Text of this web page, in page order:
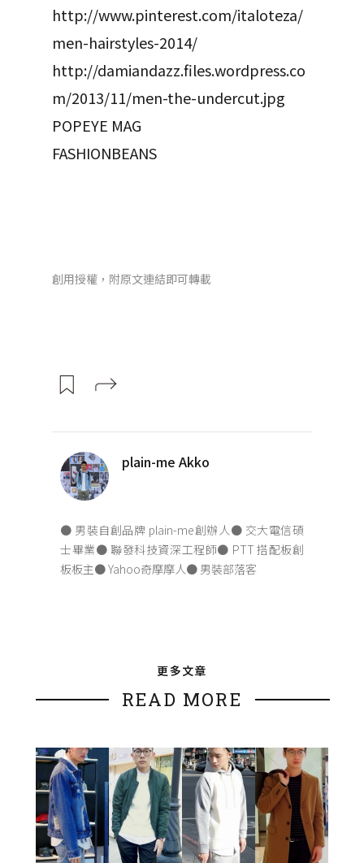
http://www.pinterest.com/italoteza/
men-hairstyles-2014/
http://damiandazz.files.wordpress.co
m/2013/11/men-the-undercut.jpg
POPEYE MAG
FASHIONBEANS
創用授權，附原文連結即可轉載
plain-me Akko
● 男裝自創品牌 plain-me創辦人● 交大電信碩
士畢業● 聯發科技資深工程師● PTT 搭配板創
板板主● Yahoo奇摩摩人● 男裝部落客
更多文章
READ MORE